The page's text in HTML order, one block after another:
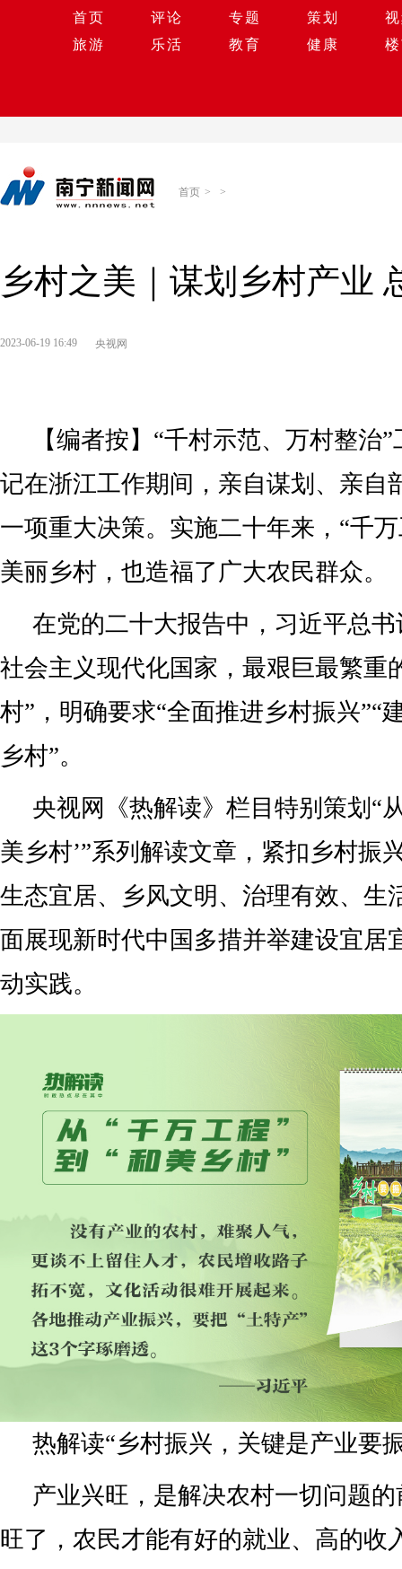
首页 评论 专题 策划
旅游
乐活 教育 健康
首页 > >
乡村之美｜谋划乡村产业
2023-06-19 16:49 央视网
【编者按】“千村示范、万村整治
记在浙江工作期间，亲自谋划、亲自
一项重大决策。实施二十年来，“千
美丽乡村，也造福了广大农民群众。
在党的二十大报告中，习近平总
社会主义现代化国家，最艰巨最繁重
村”，明确要求“全面推进乡村振兴”“
乡村”。
央视网《热解读》栏目特别策划“
美乡村’”系列解读文章，紧扣乡村振
生态宜居、乡风文明、治理有效、生
面展现新时代中国多措并举建设宜居
动实践。
热解读“乡村振兴，关键是产业要
产业兴旺，是解决农村一切问题
旺了，农民才能有好的就业、高的收